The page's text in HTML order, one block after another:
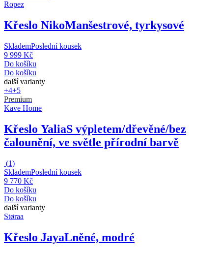
Ropez
Křeslo NikoManšestrové, tyrkysové
SklademPoslední kousek
9 999 Kč
Do košíku
Do košíku
další varianty
+4+5
Premium
Kave Home
Křeslo YaliaS výpletem/dřevěné/bez
čalounění, ve světle přírodní barvě
(1)
SklademPoslední kousek
9 770 Kč
Do košíku
Do košíku
další varianty
Støraa
Křeslo JayaLněné, modré